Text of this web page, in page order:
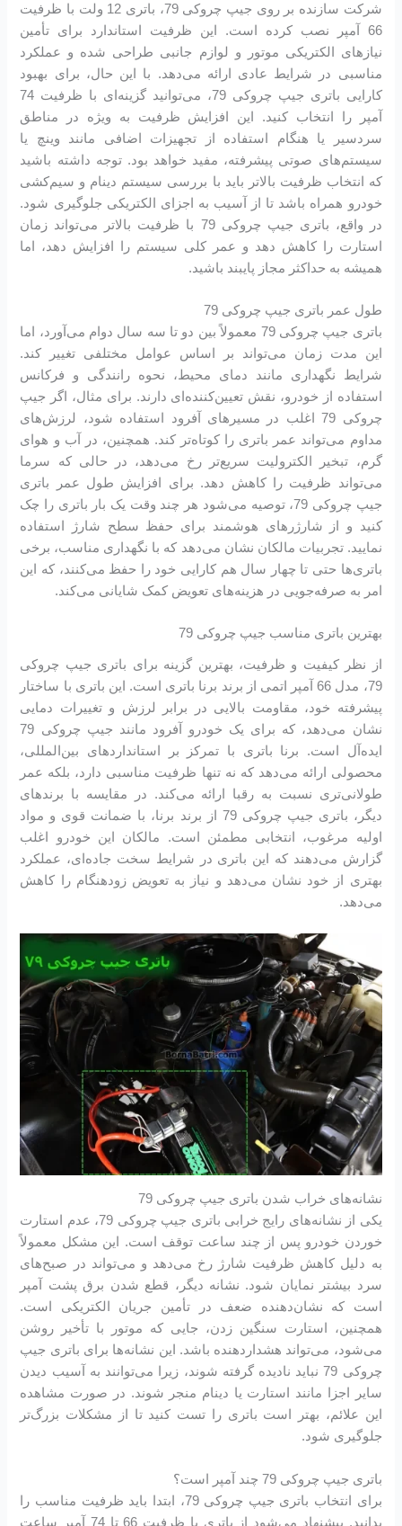
شرکت سازنده بر روی جیپ چروکی 79، باتری 12 ولت با ظرفیت
66 آمپر نصب کرده است. این ظرفیت استاندارد برای تأمین
نیازهای الکتریکی موتور و لوازم جانبی طراحی شده و عملکرد
مناسبی در شرایط عادی ارائه می‌دهد. با این حال، برای بهبود
کارایی باتری جیپ چروکی 79، می‌توانید گزینه‌ای با ظرفیت 74
آمپر را انتخاب کنید. این افزایش ظرفیت به ویژه در مناطق
سردسیر یا هنگام استفاده از تجهیزات اضافی مانند وینچ یا
سیستم‌های صوتی پیشرفته، مفید خواهد بود. توجه داشته باشید
که انتخاب ظرفیت بالاتر باید با بررسی سیستم دینام و سیم‌کشی
خودرو همراه باشد تا از آسیب به اجزای الکتریکی جلوگیری شود.
در واقع، باتری جیپ چروکی 79 با ظرفیت بالاتر می‌تواند زمان
استارت را کاهش دهد و عمر کلی سیستم را افزایش دهد، اما
همیشه به حداکثر مجاز پایبند باشید.
طول عمر باتری جیپ چروکی 79
باتری جیپ چروکی 79 معمولاً بین دو تا سه سال دوام می‌آورد، اما
این مدت زمان می‌تواند بر اساس عوامل مختلفی تغییر کند.
شرایط نگهداری مانند دمای محیط، نحوه رانندگی و فرکانس
استفاده از خودرو، نقش تعیین‌کننده‌ای دارند. برای مثال، اگر جیپ
چروکی 79 اغلب در مسیرهای آفرود استفاده شود، لرزش‌های
مداوم می‌تواند عمر باتری را کوتاه‌تر کند. همچنین، در آب و هوای
گرم، تبخیر الکترولیت سریع‌تر رخ می‌دهد، در حالی که سرما
می‌تواند ظرفیت را کاهش دهد. برای افزایش طول عمر باتری
جیپ چروکی 79، توصیه می‌شود هر چند وقت یک بار باتری را چک
کنید و از شارژرهای هوشمند برای حفظ سطح شارژ استفاده
نمایید. تجربیات مالکان نشان می‌دهد که با نگهداری مناسب، برخی
باتری‌ها حتی تا چهار سال هم کارایی خود را حفظ می‌کنند، که این
امر به صرفه‌جویی در هزینه‌های تعویض کمک شایانی می‌کند.
بهترین باتری مناسب جیپ چروکی 79
از نظر کیفیت و ظرفیت، بهترین گزینه برای باتری جیپ چروکی
79، مدل 66 آمپر اتمی از برند برنا باتری است. این باتری با ساختار
پیشرفته خود، مقاومت بالایی در برابر لرزش و تغییرات دمایی
نشان می‌دهد، که برای یک خودرو آفرود مانند جیپ چروکی 79
ایده‌آل است. برنا باتری با تمرکز بر استانداردهای بین‌المللی،
محصولی ارائه می‌دهد که نه تنها ظرفیت مناسبی دارد، بلکه عمر
طولانی‌تری نسبت به رقبا ارائه می‌کند. در مقایسه با برندهای
دیگر، باتری جیپ چروکی 79 از برند برنا، با ضمانت قوی و مواد
اولیه مرغوب، انتخابی مطمئن است. مالکان این خودرو اغلب
گزارش می‌دهند که این باتری در شرایط سخت جاده‌ای، عملکرد
بهتری از خود نشان می‌دهد و نیاز به تعویض زودهنگام را کاهش
می‌دهد.
نشانه‌های خراب شدن باتری جیپ چروکی 79
یکی از نشانه‌های رایج خرابی باتری جیپ چروکی 79، عدم استارت
خوردن خودرو پس از چند ساعت توقف است. این مشکل معمولاً
به دلیل کاهش ظرفیت شارژ رخ می‌دهد و می‌تواند در صبح‌های
سرد بیشتر نمایان شود. نشانه دیگر، قطع شدن برق پشت آمپر
است که نشان‌دهنده ضعف در تأمین جریان الکتریکی است.
همچنین، استارت سنگین زدن، جایی که موتور با تأخیر روشن
می‌شود، می‌تواند هشداردهنده باشد. این نشانه‌ها برای باتری جیپ
چروکی 79 نباید نادیده گرفته شوند، زیرا می‌توانند به آسیب دیدن
سایر اجزا مانند استارت یا دینام منجر شوند. در صورت مشاهده
این علائم، بهتر است باتری را تست کنید تا از مشکلات بزرگ‌تر
جلوگیری شود.
باتری جیپ چروکی 79 چند آمپر است؟
برای انتخاب باتری جیپ چروکی 79، ابتدا باید ظرفیت مناسب را
بدانید. پیشنهاد می‌شود از باتری با ظرفیت 66 تا 74 آمپر ساعت